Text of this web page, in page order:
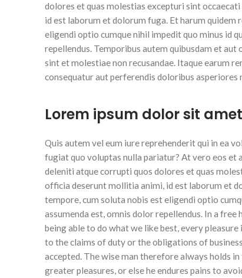
dolores et quas molestias excepturi sint
id est laborum et dolorum fuga. Et harum
eligendi optio cumque nihil impedit quo minus id
repellendus. Temporibus autem quibusdam et
sint et molestiae non recusandae. Itaque earum
consequatur aut perferendis doloribus asperiores
Lorem ipsum dolor sit amet
Quis autem vel eum iure reprehenderit qui in ea
fugiat quo voluptas nulla pariatur? At vero eos et
deleniti atque corrupti quos dolores et quas
officia deserunt mollitia animi, id est laborum et
tempore, cum soluta nobis est eligendi optio
assumenda est, omnis dolor repellendus. In a
being able to do what we like best, every
to the claims of duty or the obligations of
accepted. The wise man therefore always holds
greater pleasures, or else he endures pains to